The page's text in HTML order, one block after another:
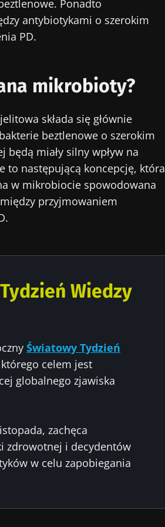
Ponadto
antybiotykami o szerokim
PD.
mikrobioty?
składa się głównie
beztlenowe o szerokim
miały silny wpływ na
to następującą koncepcję, która
w mikrobiocie spowodowana
przyjmowaniem
Wiedzy
Światowy Tydzień
którego celem jest
globalnego zjawiska
zachęca
zdrowotnej i decydentów
w celu zapobiegania